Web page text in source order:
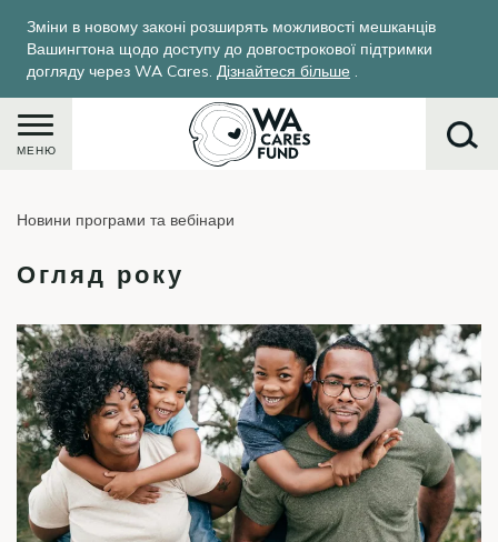
основного
вмісту
Зміни в новому законі розширять можливості мешканців
Вашингтона щодо доступу до довгострокової підтримки
догляду через WA Cares. Дізнайтеся більше .
МЕНЮ
Новини програми та вебінари
Огляд року